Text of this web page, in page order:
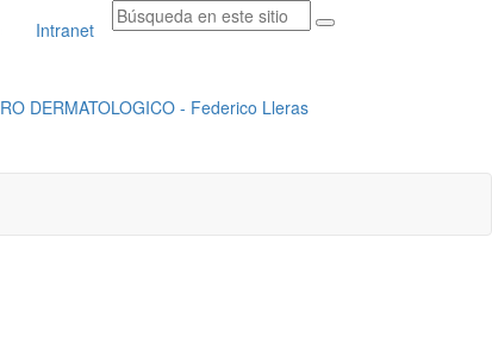
Intranet
RADICACION ORFEO